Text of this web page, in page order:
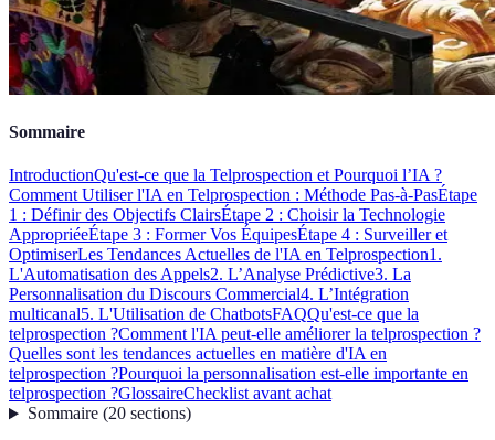
Sommaire
IntroductionQu'est-ce que la Telprospection et Pourquoi l’IA ?
Comment Utiliser l'IA en Telprospection : Méthode Pas-à-PasÉtape
1 : Définir des Objectifs ClairsÉtape 2 : Choisir la Technologie
AppropriéeÉtape 3 : Former Vos ÉquipesÉtape 4 : Surveiller et
OptimiserLes Tendances Actuelles de l'IA en Telprospection1.
L'Automatisation des Appels2. L’Analyse Prédictive3. La
Personnalisation du Discours Commercial4. L’Intégration
multicanal5. L'Utilisation de ChatbotsFAQQu'est-ce que la
telprospection ?Comment l'IA peut-elle améliorer la telprospection ?
Quelles sont les tendances actuelles en matière d'IA en
telprospection ?Pourquoi la personnalisation est-elle importante en
telprospection ?GlossaireChecklist avant achat
Sommaire(20 sections)